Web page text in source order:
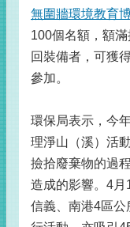
無圍牆環境教育
100個名額，額
回裝備者，可獲
參加。
環保局表示，今
理淨山（溪）活
撿拾廢棄物的過
造成的影響。4月
信義、南港4區